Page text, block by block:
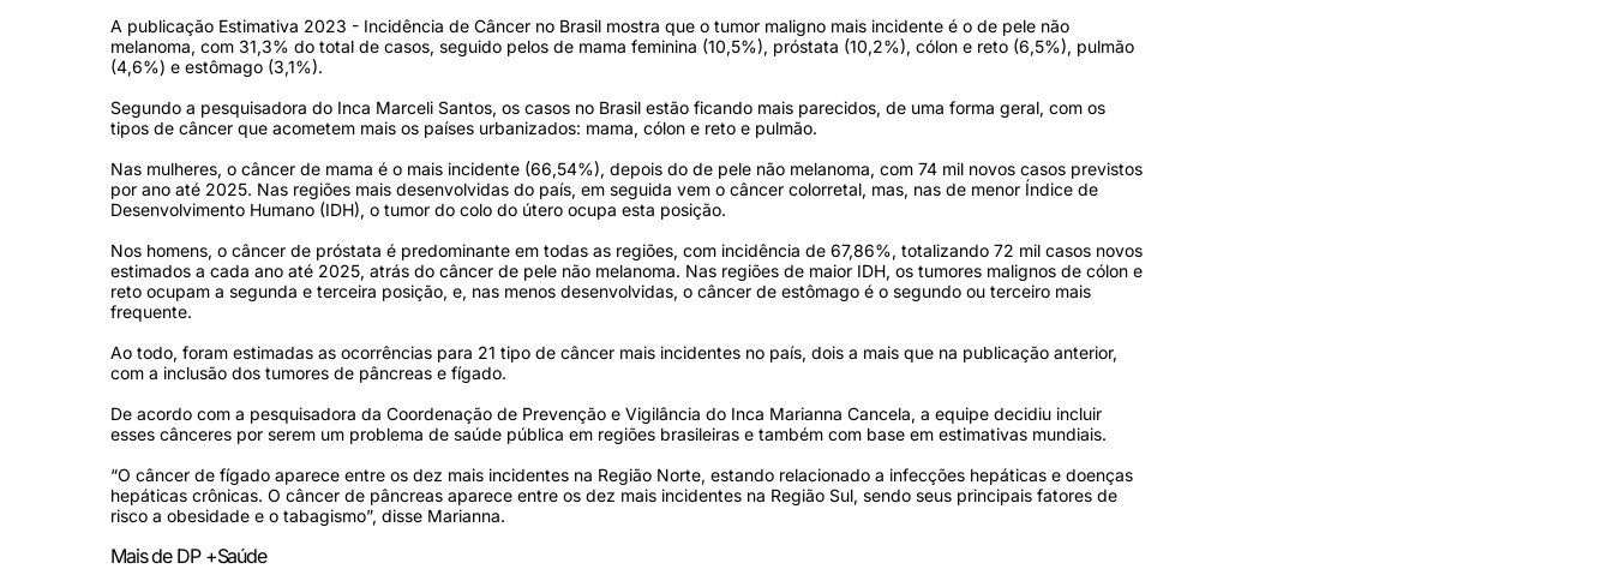
A publicação Estimativa 2023 - Incidência de Câncer no Brasil mostra que o tumor maligno mais incidente é o de pele não
melanoma, com 31,3% do total de casos, seguido pelos de mama feminina (10,5%), próstata (10,2%), cólon e reto (6,5%), pulmão
(4,6%) e estômago (3,1%).
Segundo a pesquisadora do Inca Marceli Santos, os casos no Brasil estão ficando mais parecidos, de uma forma geral, com os
tipos de câncer que acometem mais os países urbanizados: mama, cólon e reto e pulmão.
Nas mulheres, o câncer de mama é o mais incidente (66,54%), depois do de pele não melanoma, com 74 mil novos casos previstos
por ano até 2025. Nas regiões mais desenvolvidas do país, em seguida vem o câncer colorretal, mas, nas de menor Índice de
Desenvolvimento Humano (IDH), o tumor do colo do útero ocupa esta posição.
Nos homens, o câncer de próstata é predominante em todas as regiões, com incidência de 67,86%, totalizando 72 mil casos novos
estimados a cada ano até 2025, atrás do câncer de pele não melanoma. Nas regiões de maior IDH, os tumores malignos de cólon e
reto ocupam a segunda e terceira posição, e, nas menos desenvolvidas, o câncer de estômago é o segundo ou terceiro mais
frequente.
Ao todo, foram estimadas as ocorrências para 21 tipo de câncer mais incidentes no país, dois a mais que na publicação anterior,
com a inclusão dos tumores de pâncreas e fígado.
De acordo com a pesquisadora da Coordenação de Prevenção e Vigilância do Inca Marianna Cancela, a equipe decidiu incluir
esses cânceres por serem um problema de saúde pública em regiões brasileiras e também com base em estimativas mundiais.
“O câncer de fígado aparece entre os dez mais incidentes na Região Norte, estando relacionado a infecções hepáticas e doenças
hepáticas crônicas. O câncer de pâncreas aparece entre os dez mais incidentes na Região Sul, sendo seus principais fatores de
risco a obesidade e o tabagismo”, disse Marianna.
Mais de DP +Saúde